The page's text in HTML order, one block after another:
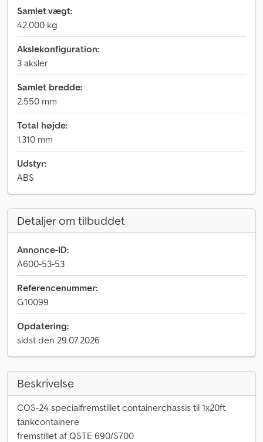
Samlet vægt:
42.000 kg
Akslekonfiguration:
3 aksler
Samlet bredde:
2.550 mm
Total højde:
1.310 mm
Udstyr:
ABS
Detaljer om tilbuddet
Annonce-ID:
A600-53-53
Referencenummer:
G10099
Opdatering:
sidst den 29.07.2026
Beskrivelse
COS-24 specialfremstillet containerchassis til 1x20ft
tankcontainere
fremstillet af QSTE 690/S700